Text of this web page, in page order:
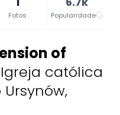
Fotos Popularidade
of
Igreja católica